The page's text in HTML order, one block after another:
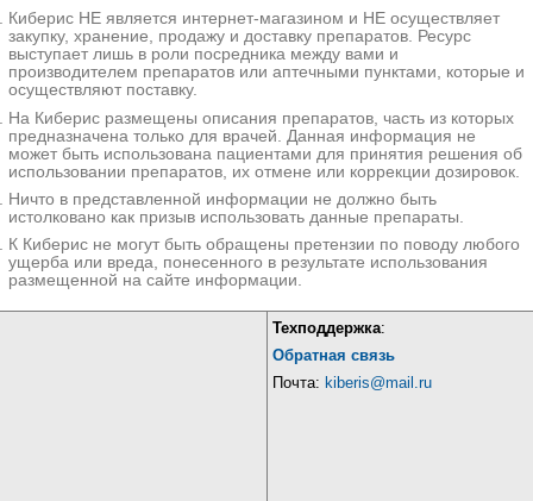
Киберис НЕ является интернет-магазином и НЕ осуществляет
закупку, хранение, продажу и доставку препаратов. Ресурс
выступает лишь в роли посредника между вами и
производителем препаратов или аптечными пунктами, которые и
осуществляют поставку.
На Киберис размещены описания препаратов, часть из которых
предназначена только для врачей. Данная информация не
может быть использована пациентами для принятия решения об
использовании препаратов, их отмене или коррекции дозировок.
Ничто в представленной информации не должно быть
истолковано как призыв использовать данные препараты.
К Киберис не могут быть обращены претензии по поводу любого
ущерба или вреда, понесенного в результате использования
размещенной на сайте информации.
Техподдержка:
Обратная связь
Почта: kiberis@mail.ru